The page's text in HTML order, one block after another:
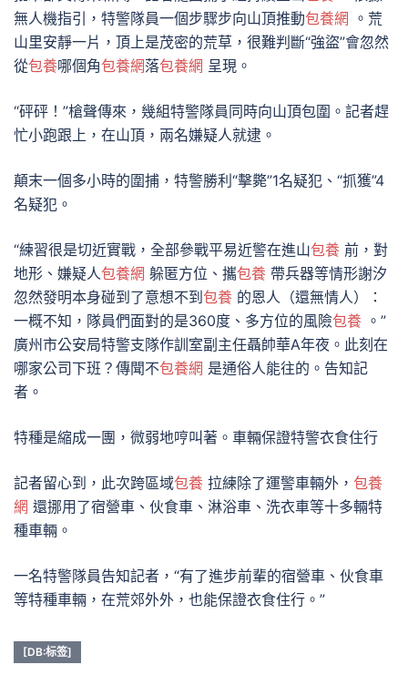
無人機指引，特警隊員一個步驟步向山頂推動包養網 。荒
山里安靜一片，頂上是茂密的荒草，很難判斷“強盜”會忽然
從包養哪個角包養網落包養網 呈現。
“砰砰！”槍聲傳來，幾組特警隊員同時向山頂包圍。記者趕
忙小跑跟上，在山頂，兩名嫌疑人就逮。
顛末一個多小時的圍捕，特警勝利“擊斃”1名疑犯、“抓獲”4
名疑犯。
“練習很是切近實戰，全部參戰平易近警在進山包養 前，對
地形、嫌疑人包養網 躲匿方位、攜包養 帶兵器等情形謝汐
忽然發明本身碰到了意想不到 包養 的恩人（還無情人）：
一概不知，隊員們面對的是360度、多方位的風險包養 。”
廣州市公安局特警支隊作訓室副主任聶帥華A年夜。此刻在
哪家公司下班？傳聞不包養網 是通俗人能往的。告知記
者。
特種是縮成一團，微弱地哼叫著。車輛保證特警衣食住行
記者留心到，此次跨區域包養 拉練除了運警車輛外， 包養
網 還挪用了宿營車、伙食車、淋浴車、洗衣車等十多輛特
種車輛。
一名特警隊員告知記者，“有了進步前輩的宿營車、伙食車
等特種車輛，在荒郊外外，也能保證衣食住行。”
[DB:标签]